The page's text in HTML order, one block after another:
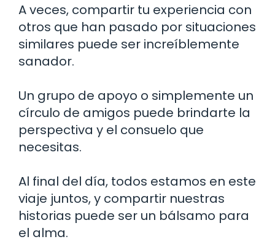
A veces, compartir tu experiencia con
otros que han pasado por situaciones
similares puede ser increíblemente
sanador.
Un grupo de apoyo o simplemente un
círculo de amigos puede brindarte la
perspectiva y el consuelo que
necesitas.
Al final del día, todos estamos en este
viaje juntos, y compartir nuestras
historias puede ser un bálsamo para
el alma.